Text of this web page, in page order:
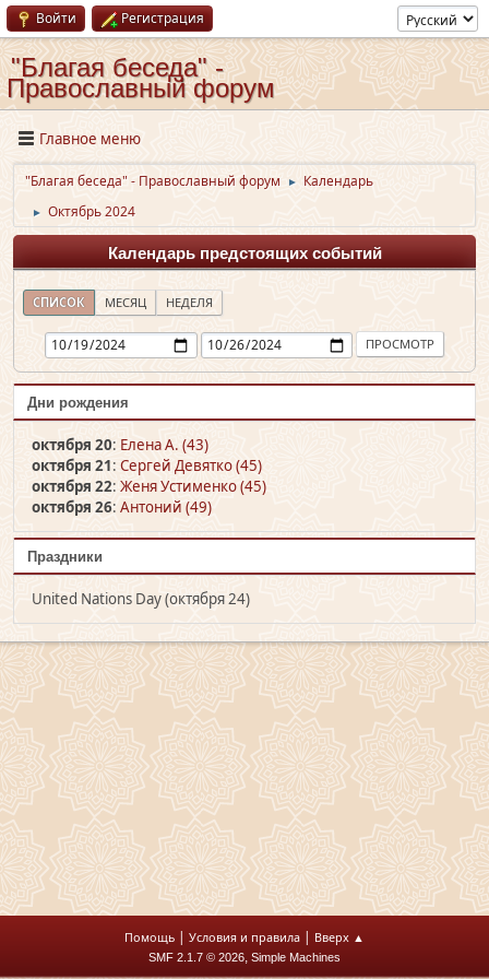
Войти Регистрация
"Благая беседа" -
Православный форум
Главное меню
"Благая беседа" - Православный форум ► Календарь
► Октябрь 2024
Календарь предстоящих событий
СПИСОК МЕСЯЦ НЕДЕЛЯ
Дни рождения
октября 20: Елена А. (43)
октября 21: Сергей Девятко (45)
октября 22: Женя Устименко (45)
октября 26: Антоний (49)
Праздники
United Nations Day (октября 24)
Помощь | Условия и правила | Вверх ▲
SMF 2.1.7 © 2026, Simple Machines